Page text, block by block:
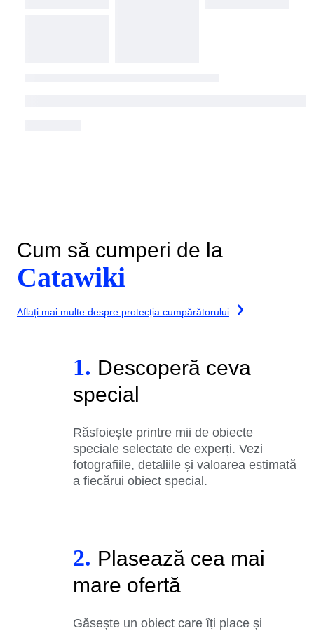
Cum să cumperi de la
Catawiki
Aflați mai multe despre protecția cumpărătorului
1. Descoperă ceva
special
Răsfoiește printre mii de obiecte
speciale selectate de experți. Vezi
fotografiile, detaliile și valoarea estimată
a fiecărui obiect special.
2. Plasează cea mai
mare ofertă
Găsește un obiect care îți place și